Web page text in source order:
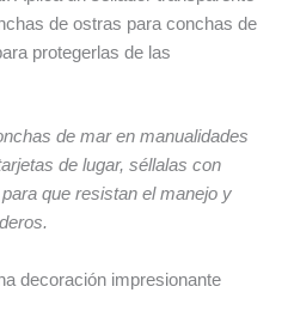
de ostras para conchas de
protegerlas de las
de mar en manualidades
de lugar, séllalas con
que resistan el manejo y
decoración impresionante